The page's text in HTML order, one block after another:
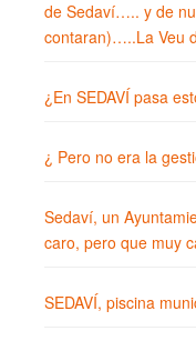
de Sedaví….. y de
contaran)…..La Veu
¿En SEDAVÍ pasa
¿ Pero no era la
Sedaví, un
caro, pero que muy
SEDAVÍ, piscina